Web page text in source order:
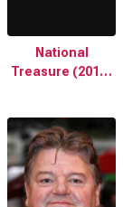
National
Treasure (2016)